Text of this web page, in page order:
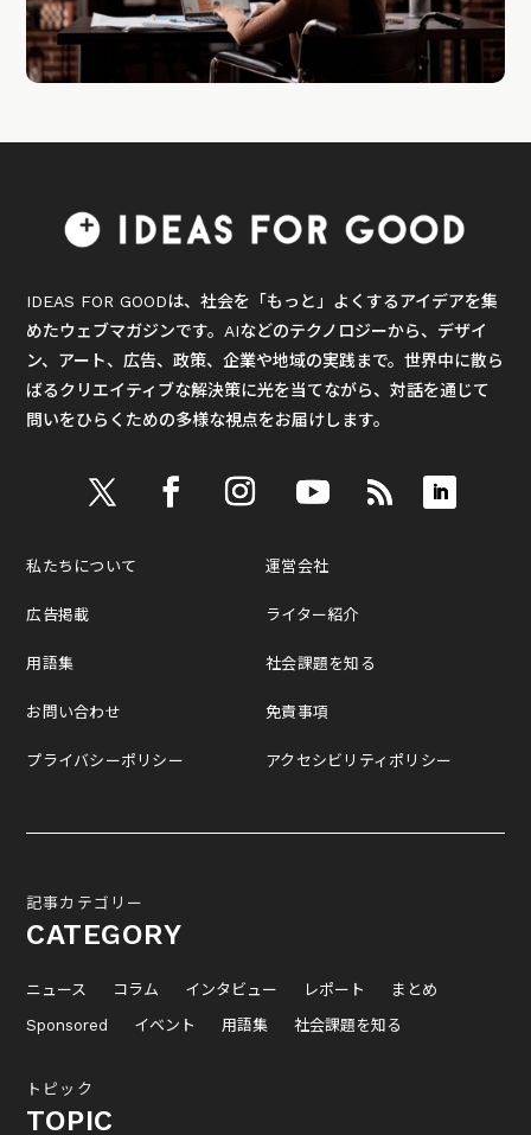
IDEAS FOR GOODは、社会を「もっと」よくするアイデアを集
めたウェブマガジンです。AIなどのテクノロジーから、デザイ
ン、アート、広告、政策、企業や地域の実践まで。世界中に散ら
ばるクリエイティブな解決策に光を当てながら、対話を通じて
問いをひらくための多様な視点をお届けします。
私たちについて
広告掲載
用語集
お問い合わせ
プライバシーポリシー
運営会社
ライター紹介
社会課題を知る
免責事項
アクセシビリティポリシー
記事カテゴリー
CATEGORY
ニュース コラム インタビュー レポート
まとめ
Sponsored
イベント 用語集 社会課題を知る
トピック
TOPIC